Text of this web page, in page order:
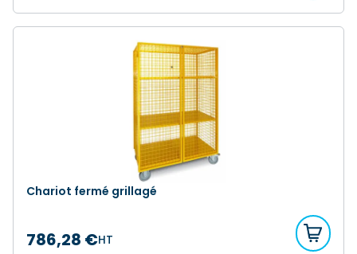
Chariot fermé grillagé
786,28 €HT